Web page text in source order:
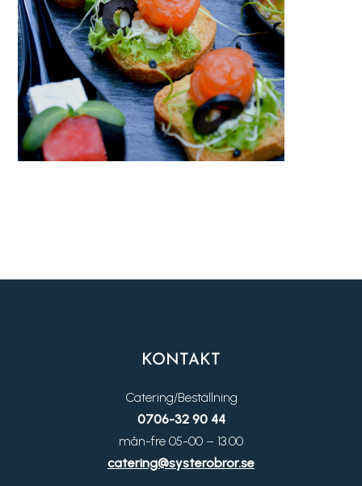
KONTAKT
Catering/Beställning
0706-32 90 44
mån-fre 05-00 – 13.00
catering@systerobror.se